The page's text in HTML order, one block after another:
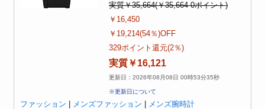
実質￥35,664(￥35,664-0ポイント)
￥16,450
￥19,214(54％)OFF
329ポイント還元(2％)
実質￥16,121
更新日：2026年08月08日 00時53分35秒
※更新日について
ファッション メンズファッション メンズ腕時計